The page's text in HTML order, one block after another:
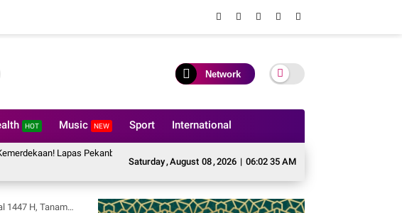
Network
HOT Music NEW Sport International
Saturday,August 08,2026 | 06:02 37 AM
Lapas Pekanbaru Ikuti Pembukaan Pekan Olahraga Ditjenpas Riau HUT RI ke-81
Nabi Muhammad SAW